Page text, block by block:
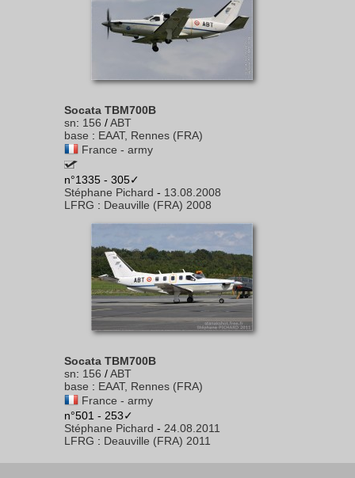
Socata TBM700B
sn: 156 /ABT
base : EAAT, Rennes (FRA)
France - army
n°1335 - 305✓
Stéphane Pichard - 13.08.2008
LFRG : Deauville (FRA) 2008
Socata TBM700B
sn: 156 /ABT
base : EAAT, Rennes (FRA)
France - army
n°501 - 253✓
Stéphane Pichard - 24.08.2011
LFRG : Deauville (FRA) 2011